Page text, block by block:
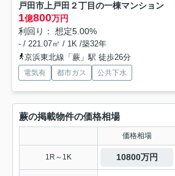
戸田市上戸田２丁目の一棟マンション
1億800万円
利回り： 想定5.00%
- / 221.07㎡ / 1K /築32年
京浜東北線「蕨」駅 徒歩26分
電気有 都市ガス 公共下水
蕨の掲載物件の価格相場
価格相場
1R～1K 10800万円